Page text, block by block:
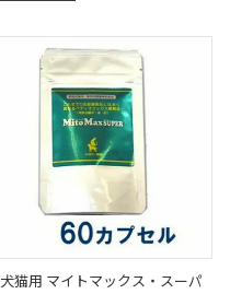
犬猫用 マイトマックス・スーパ